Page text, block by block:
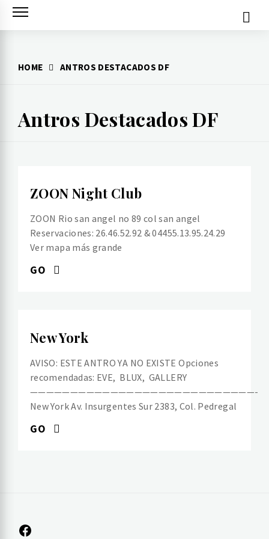
Skip
HOME ANTROS DESTACADOS DF
Antros Destacados DF
ZOON Night Club
ZOON Rio san angel no 89 col san angel
Reservaciones: 26.46.52.92 & 04455.13.95.24.29
Ver mapa más grande
GO
New York
AVISO: ESTE ANTRO YA NO EXISTE Opciones
recomendadas: EVE, BLUX, GALLERY
————————————————————————————-
New York Av. Insurgentes Sur 2383, Col. Pedregal
GO
Facebook